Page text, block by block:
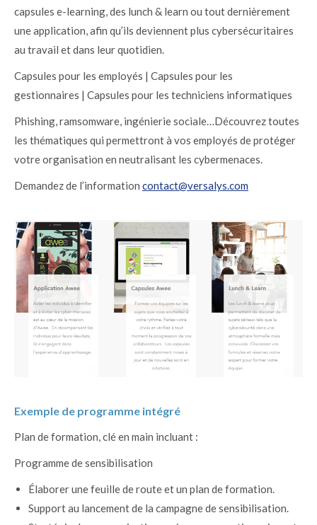
capsules e-learning, des lunch & learn ou tout dernièrement
une application, afin qu’ils deviennent plus cybersécuritaires
au travail et dans leur quotidien.
Capsules pour les employés | Capsules pour les
gestionnaires | Capsules pour les techniciens informatiques
Phishing, ramsomware, ingénierie sociale…Découvrez toutes
les thématiques qui permettront à vos employés de protéger
votre organisation en neutralisant les cybermenaces.
Demandez de l’information contact@versalys.com
Exemple de programme intégré
Plan de formation, clé en main incluant :
Programme de sensibilisation
Élaborer une feuille de route et un plan de formation.
Support au lancement de la campagne de sensibilisation.